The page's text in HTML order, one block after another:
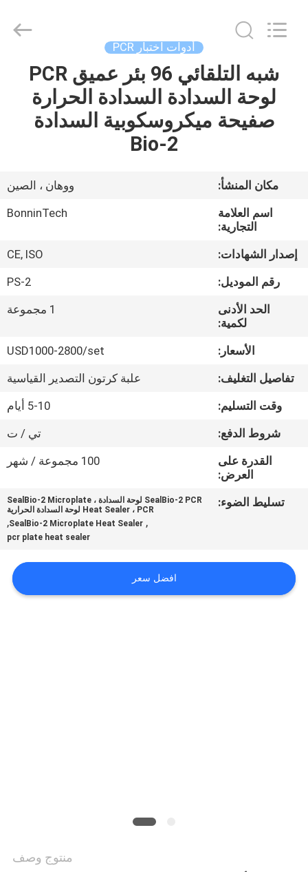
بيت
منتجات
فيديو
معلومات
عنا
جولة
المعمل
رقابة
جودة
اتصل
خريطة
Rights
Reserved.
أدوات اختبار PCR
شبه التلقائي 96 بئر عميق PCR
لوحة السدادة السدادة الحرارة
صفيحة ميكروسكوبية السدادة
Bio-2
مكان المنشأ:
ووهان ، الصين
اسم العلامة
التجارية:
BonninTech
إصدار الشهادات:
CE, ISO
رقم الموديل:
PS-2
الحد الأدنى
لكمية:
1 مجموعة
الأسعار:
USD1000-2800/set
تفاصيل التغليف:
علبة كرتون التصدير القياسية
وقت التسليم:
5-10 أيام
شروط الدفع:
تي / ت
القدرة على
العرض:
100 مجموعة / شهر
تسليط الضوء:
SealBio-2 PCR لوحة السدادة ، SealBio-2 Microplate
Heat Sealer ، PCR لوحة السدادة الحرارية
,
SealBio-2 Microplate Heat Sealer
,
pcr plate heat sealer
افضل سعر
منتوج وصف